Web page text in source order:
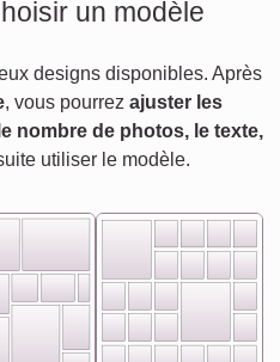
un modèle
designs disponibles. Après
, vous pourrez ajuster les
nombre de photos, le texte,
utiliser le modèle.